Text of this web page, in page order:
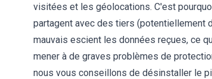
visitées et les géolocations. C'est
partagent avec des tiers (potentiellement
mauvais escient les données reçues, ce
mener à de graves problèmes de
nous vous conseillons de désinstaller le